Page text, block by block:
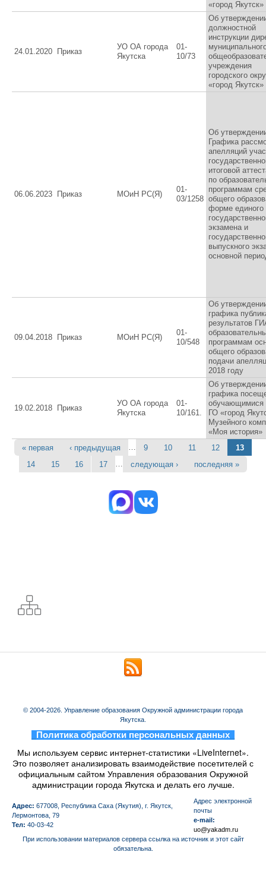
«город Якутск»
24.01.2020 Приказ
УО ОА города
Якутска
01-
10/73
Об
должностной
инструкции
учреждения
городского
«город Якутск»
06.06.2023 Приказ МОиН РС(Я)
01-
03/1258
Об
Графика
апелляций
итоговой
по
программам
общего
форме единого
экзамена и
выпускного
основной
09.04.2018 Приказ МОиН РС(Я)
01-
10/548
Об
графика
результатов
программам
общего
подачи
2018 году
19.02.2018 Приказ
УО ОА города
Якутска
01-
10/161.
Об
графика
ГО «город
Музейного
«Моя история»
Страницы
« первая ‹ предыдущая 9 10 11 12
13
14
15 16 17 следующая › последняя »
© 2004-2026. Управление образования Окружной администрации города
Якутска.
Политика обработки персональных данных
Мы используем сервис интернет-статистики «LiveInternet».
Это позволяет анализировать взаимодействие посетителей с
официальным сайтом Управления образования Окружной
администрации города Якутска и делать его лучше.
Адрес: 677008, Республика Саха (Якутия), г. Якутск,
Лермонтова, 79
Тел: 40-03-42
Aдрес электронной
почты
e-mail:
uo@yakadm.ru
При использовании материалов сервера ссылка на источник и этот сайт
обязательна.